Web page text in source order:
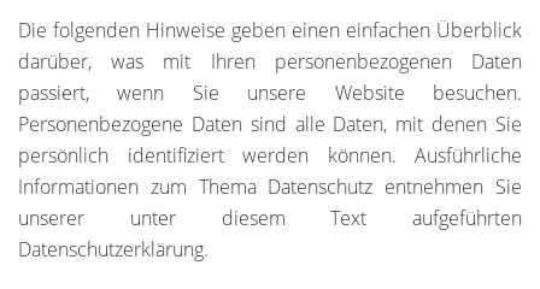
Die folgenden Hinweise geben einen einfachen Überblick
darüber, was mit Ihren personenbezogenen Daten
passiert, wenn Sie unsere Website besuchen.
Personenbezogene Daten sind alle Daten, mit denen Sie
persönlich identifiziert werden können. Ausführliche
Informationen zum Thema Datenschutz entnehmen Sie
unserer unter diesem Text aufgeführten
Datenschutzerklärung.